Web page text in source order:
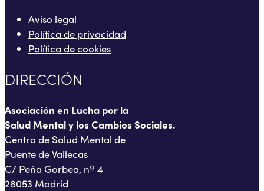
Aviso legal
Política de privacidad
Política de cookies
DIRECCIÓN
Asociación en Lucha por la
Salud Mental y los Cambios Sociales.
Centro de Salud Mental de
Puente de Vallecas
C/ Peña Gorbea, nº 4
28053 Madrid